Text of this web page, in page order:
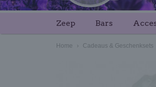
Zeep Bars
Home › Cadeaus & Geschenksets